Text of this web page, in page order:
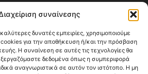
συναίνεσης
δυνατές εμπειρίες, χρησιμοποιούμε
για την αποθήκευση ή/και την πρόσβαση
Η συναίνεση σε αυτές τις τεχνολογίες θα
δεδομένα όπως η συμπεριφορά
αναγνωριστικά σε αυτόν τον ιστότοπο. Η μη
360
332
328
303